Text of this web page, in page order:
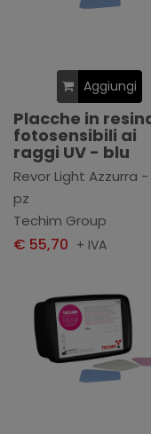
Aggiungi
Placche in
fotosensibili ai
raggi UV - blu
Revor Light Azzurra
pz
Techim Group
€ 55,70 + IVA